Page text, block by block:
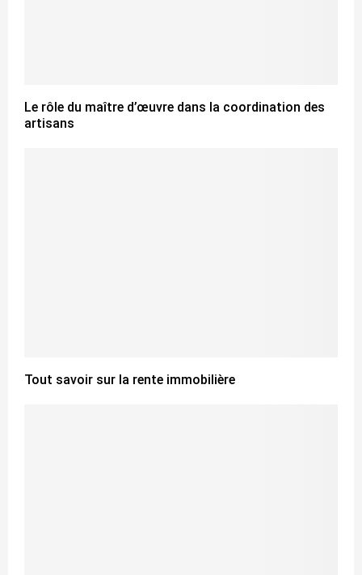
Le rôle du maître d’œuvre dans la coordination des
artisans
Tout savoir sur la rente immobilière